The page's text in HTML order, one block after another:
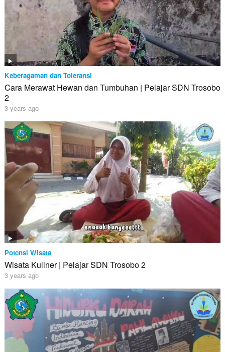
Keberagaman dan Toleransi
Cara Merawat Hewan dan Tumbuhan | Pelajar SDN Trosobo
2
3 years ago
Potensi Wisata
Wisata Kuliner | Pelajar SDN Trosobo 2
3 years ago